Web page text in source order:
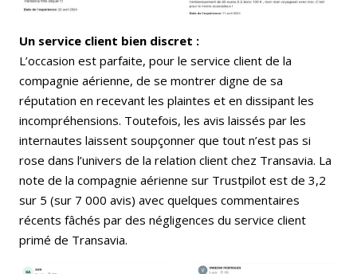
Un service client bien discret :
L’occasion est parfaite, pour le service client de la
compagnie aérienne, de se montrer digne de sa
réputation en recevant les plaintes et en dissipant les
incompréhensions. Toutefois, les avis laissés par les
internautes laissent soupçonner que tout n’est pas si
rose dans l’univers de la relation client chez Transavia. La
note de la compagnie aérienne sur Trustpilot est de 3,2
sur 5 (sur 7 000 avis) avec quelques commentaires
récents fâchés par des négligences du service client
primé de Transavia.